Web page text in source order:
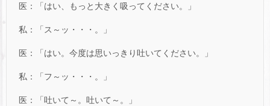
医：「はい、もっと大きく吸ってください。」
私：「ス～ッ・・・。」
医：「はい。今度は思いっきり吐いてください。」
私：「フ～ッ・・・。」
医：「吐いて～。吐いて～。」